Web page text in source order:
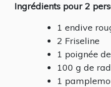
Ingrédients pour 2
1 endive
2 Friseline
1 poignée
100 g de
1